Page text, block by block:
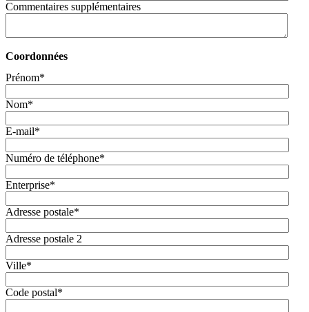
Commentaires supplémentaires
Coordonnées
Prénom*
Nom*
E-mail*
Numéro de téléphone*
Enterprise*
Adresse postale*
Adresse postale 2
Ville*
Code postal*